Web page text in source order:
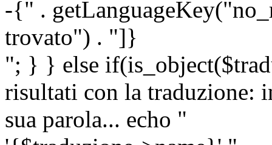
-{" .
trovato") . "]}
"; } } else
risultati con la traduzione:
sua parola... echo "